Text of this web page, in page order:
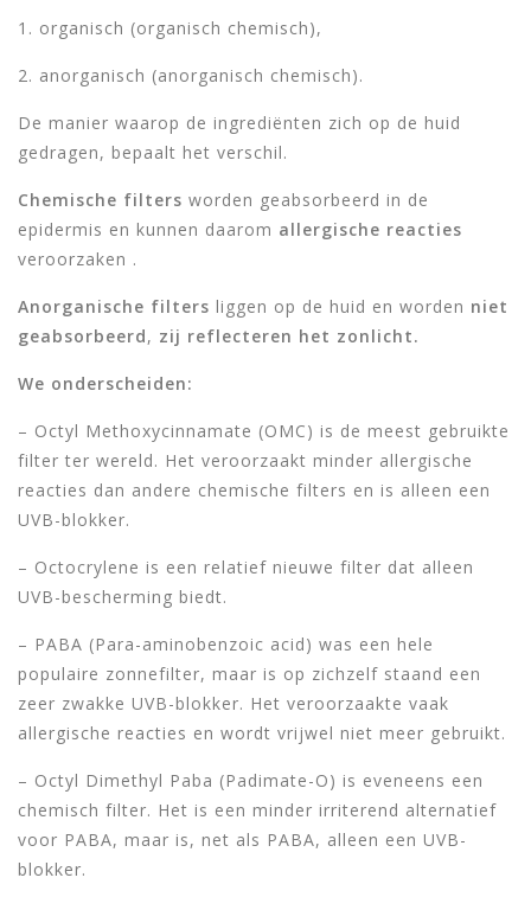
1. organisch (organisch chemisch),
2. anorganisch (anorganisch chemisch).
De manier waarop de ingrediënten zich op de huid
gedragen, bepaalt het verschil.
Chemische filters worden geabsorbeerd in de
epidermis en kunnen daarom allergische reacties
veroorzaken .
Anorganische filters liggen op de huid en worden niet
geabsorbeerd, zij reflecteren het zonlicht.
We onderscheiden:
– Octyl Methoxycinnamate (OMC) is de meest gebruikte
filter ter wereld. Het veroorzaakt minder allergische
reacties dan andere chemische filters en is alleen een
UVB-blokker.
– Octocrylene is een relatief nieuwe filter dat alleen
UVB-bescherming biedt.
– PABA (Para-aminobenzoic acid) was een hele
populaire zonnefilter, maar is op zichzelf staand een
zeer zwakke UVB-blokker. Het veroorzaakte vaak
allergische reacties en wordt vrijwel niet meer gebruikt.
– Octyl Dimethyl Paba (Padimate-O) is eveneens een
chemisch filter. Het is een minder irriterend alternatief
voor PABA, maar is, net als PABA, alleen een UVB-
blokker.